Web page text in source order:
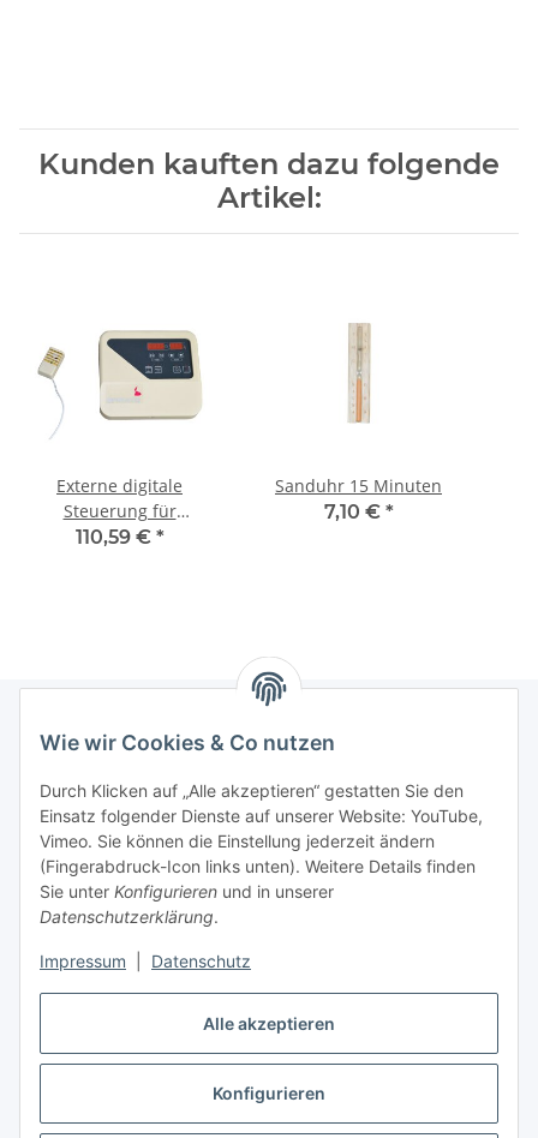
Alle akzeptieren
Konfigurieren
Wie wir Cookies & Co nutzen
Durch Klicken auf „Alle akzeptieren“ gestatten Sie den
Einsatz folgender Dienste auf unserer Website: YouTube,
Vimeo. Sie können die Einstellung jederzeit ändern
(Fingerabdruck-Icon links unten). Weitere Details finden
Sie unter Konfigurieren und in unserer
Datenschutzerklärung.
Impressum Datenschutz
Kunden kauften dazu folgende
Artikel:
Externe digitale
Steuerung für
Saunaofen 380V
110,59 € *
Sanduhr 15 Minuten
7,10 € *
Gesetzliche Informationen
Starke Marken
Vertrag widerrufen